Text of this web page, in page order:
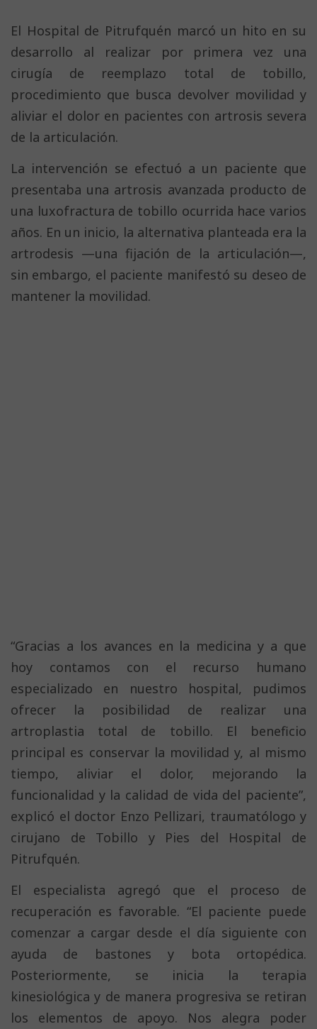
El Hospital de Pitrufquén marcó un hito en su
desarrollo al realizar por primera vez una
cirugía de reemplazo total de tobillo,
procedimiento que busca devolver movilidad y
aliviar el dolor en pacientes con artrosis severa
de la articulación.
La intervención se efectuó a un paciente que
presentaba una artrosis avanzada producto de
una luxofractura de tobillo ocurrida hace varios
años. En un inicio, la alternativa planteada era la
artrodesis —una fijación de la articulación—,
sin embargo, el paciente manifestó su deseo de
mantener la movilidad.
“Gracias a los avances en la medicina y a que
hoy contamos con el recurso humano
especializado en nuestro hospital, pudimos
ofrecer la posibilidad de realizar una
artroplastia total de tobillo. El beneficio
principal es conservar la movilidad y, al mismo
tiempo, aliviar el dolor, mejorando la
funcionalidad y la calidad de vida del paciente”,
explicó el doctor Enzo Pellizari, traumatólogo y
cirujano de Tobillo y Pies del Hospital de
Pitrufquén.
El especialista agregó que el proceso de
recuperación es favorable. “El paciente puede
comenzar a cargar desde el día siguiente con
ayuda de bastones y bota ortopédica.
Posteriormente, se inicia la terapia
kinesiológica y de manera progresiva se retiran
los elementos de apoyo. Nos alegra poder